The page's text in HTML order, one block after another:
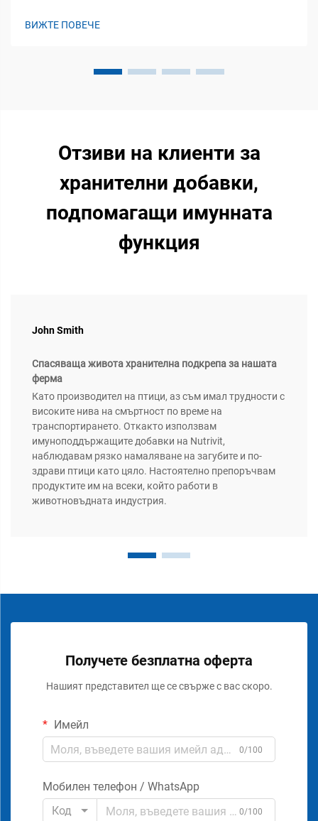
ВИЖТЕ ПОВЕЧЕ
Отзиви на клиенти за
хранителни добавки,
подпомагащи имунната
функция
John Smith
Спасяваща живота хранителна подкрепа за нашата
ферма
Като производител на птици, аз съм имал трудности с
високите нива на смъртност по време на
транспортирането. Откакто използвам
имуноподдържащите добавки на Nutrivit,
наблюдавам рязко намаляване на загубите и по-
здрави птици като цяло. Настоятелно препоръчвам
продуктите им на всеки, който работи в
животновъдната индустрия.
Получете безплатна оферта
Нашият представител ще се свърже с вас скоро.
Имейл
0/100
Мобилен телефон / WhatsApp
Код
0/100